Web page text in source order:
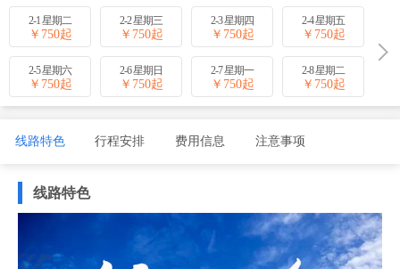
2-1 星期二
￥ 750起
2-2 星期三
￥ 750起
2-3 星期四
￥ 750起
2-4 星期五
￥ 750起
2-5 星期六
￥ 750起
2-6 星期日
￥ 750起
2-7 星期一
￥ 750起
2-8 星期二
￥ 750起
线路特色 行程安排 费用信息 注意事项
线路特色